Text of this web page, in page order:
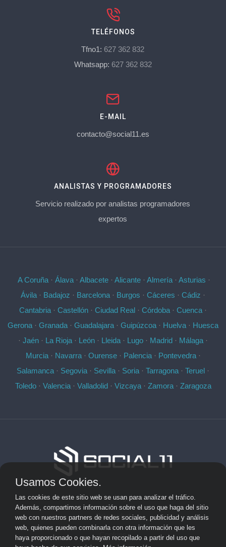
TELÉFONOS
Tfno1: 627 362 832
Whatsapp: 627 362 832
E-MAIL
contacto@social11.es
ANALISTAS Y PROGRAMADORES
Servicio realizado por analistas programadores
expertos
A Coruña· Álava· Albacete· Alicante· Almería· Asturias ·
Ávila · Badajoz · Barcelona · Burgos · Cáceres · Cádiz ·
Cantabria · Castellón · Ciudad Real · Córdoba · Cuenca ·
Gerona · Granada · Guadalajara · Guipúzcoa · Huelva · Huesca
· Jaén · La Rioja · León · Lleida · Lugo · Madrid · Málaga ·
Murcia· Navarra· Ourense· Palencia· Pontevedra·
Salamanca · Segovia · Sevilla · Soria · Tarragona · Teruel ·
Toledo· Valencia· Valladolid· Vizcaya· Zamora· Zaragoza
Aviso Legal
Privacidad
Cookies
Usamos Cookies.
Las cookies de este sitio web se usan para analizar el tráfico.
Además, compartimos información sobre el uso que haga del sitio
web con nuestros partners de redes sociales, publicidad y análisis
web, quienes pueden combinarla con otra información que les
haya proporcionado o que hayan recopilado a partir del uso que